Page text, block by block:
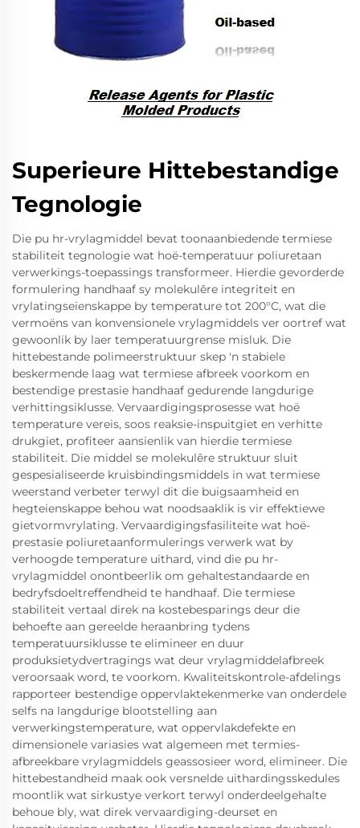
Superieure Hittebestandige
Tegnologie
Die pu hr-vrylagmiddel bevat toonaanbiedende termiese
stabiliteit tegnologie wat hoë-temperatuur poliuretaan
verwerkings-toepassings transformeer. Hierdie gevorderde
formulering handhaaf sy molekulêre integriteit en
vrylatingseienskappe by temperature tot 200°C, wat die
vermoëns van konvensionele vrylagmiddels ver oortref wat
gewoonlik by laer temperatuurgrense misluk. Die
hittebestande polimeerstruktuur skep 'n stabiele
beskermende laag wat termiese afbreek voorkom en
bestendige prestasie handhaaf gedurende langdurige
verhittingsiklusse. Vervaardigingsprosesse wat hoë
temperature vereis, soos reaksie-inspuitgiet en verhitte
drukgiet, profiteer aansienlik van hierdie termiese
stabiliteit. Die middel se molekulêre struktuur sluit
gespesialiseerde kruisbindingsmiddels in wat termiese
weerstand verbeter terwyl dit die buigsaamheid en
hegteienskappe behou wat noodsaaklik is vir effektiewe
gietvormvrylating. Vervaardigingsfasiliteite wat hoë-
prestasie poliuretaanformulerings verwerk wat by
verhoogde temperature uithard, vind die pu hr-
vrylagmiddel onontbeerlik om gehaltestandaarde en
bedryfsdoeltreffendheid te handhaaf. Die termiese
stabiliteit vertaal direk na kostebesparings deur die
behoefte aan gereelde heraanbring tydens
temperatuursiklusse te elimineer en duur
produksietydvertragings wat deur vrylagmiddelafbreek
veroorsaak word, te voorkom. Kwaliteitskontrole-afdelings
rapporteer bestendige oppervlaktekenmerke van onderdele
selfs na langdurige blootstelling aan
verwerkingstemperature, wat oppervlakdefekte en
dimensionele variasies wat algemeen met termies-
afbreekbare vrylagmiddels geassosieer word, elimineer. Die
hittebestandheid maak ook versnelde uithardingsskedules
moontlik wat sirkustye verkort terwyl onderdeelgehalte
behoue bly, wat direk vervaardiging-deurset en